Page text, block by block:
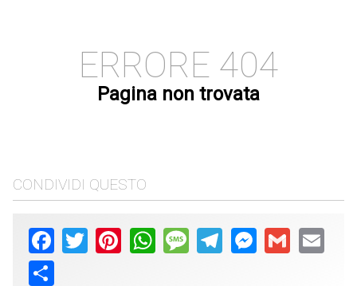
ERRORE 404
Pagina non trovata
CONDIVIDI QUESTO
Facebook
Twitter PinterestWhatsAppMessageTelegramMessenger
Gmail Email
Share